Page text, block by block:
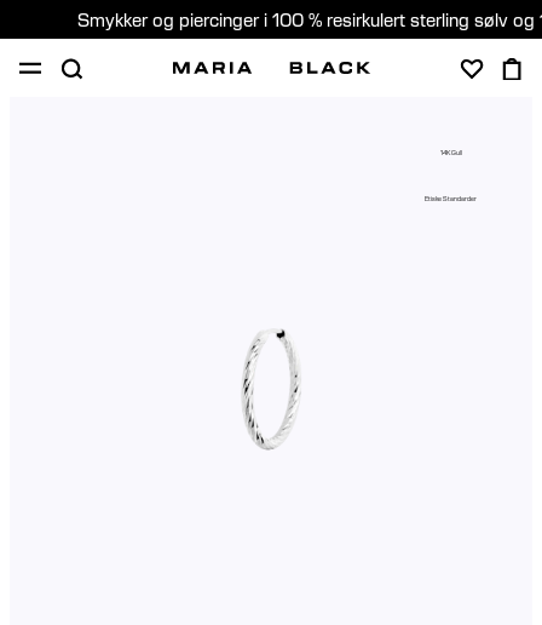
Smykker og piercinger i 100 % resirkulert sterling sølv og
14K Gull
Etiske Standarder